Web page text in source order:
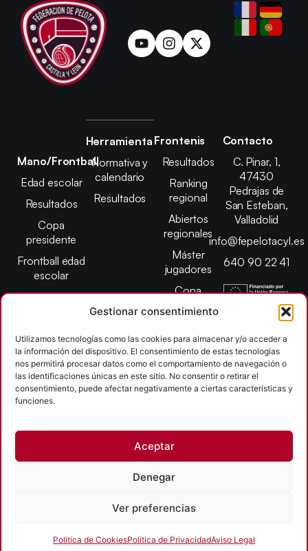
Gestionar consentimiento
Utilizamos tecnologías como las cookies para almacenar y/o acceder a
la información del dispositivo. El consentimiento de estas tecnologías
nos permitirá procesar datos como el comportamiento de navegación o
las identificaciones únicas en este sitio. No consentir o retirar el
consentimiento, puede afectar negativamente a ciertas características y
funciones.
Aceptar
Denegar
Ver preferencias
Politica de CookiesPolitica de PrivacidadAviso Legal
Mano/Frontball
Edad escolar
Resultados
Copa
presidente
Frontball edad
escolar
Herramienta
Normativa y
calendario
Resultados
Frontenis
Resultados
Ranking
regional
Abiertos
regionales
Máster
jugadores
Copa
presidente
escolar
Campeonato
provincial
León
Contacto
C. Pinar, 1,
47430
Pedrajas de
San Esteban,
Valladolid
info@fepelotacyl.es
640 90 22 41
Copyright © 2026
Federación Pelota Castilla y León | FePelotaCyL
| Desarrollado porTOOOLS
Accesibilidad